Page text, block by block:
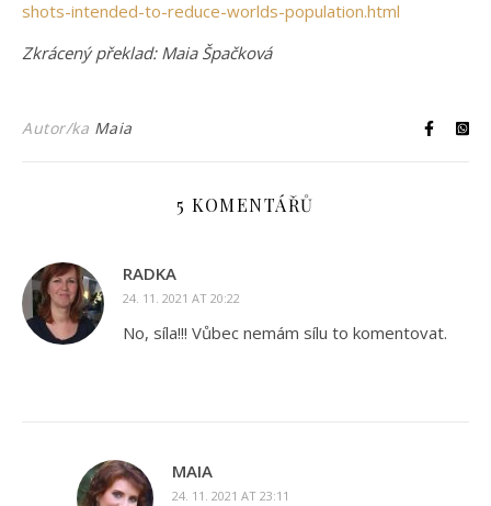
shots-intended-to-reduce-worlds-population.html
Zkrácený překlad: Maia Špačková
Autor/ka Maia
5 KOMENTÁŘŮ
RADKA
24. 11. 2021 AT 20:22
No, síla!!! Vůbec nemám sílu to komentovat.
MAIA
24. 11. 2021 AT 23:11